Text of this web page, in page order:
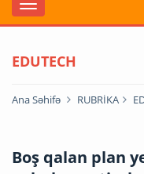
EDUTECH
Ana Səhifə RUBRİKA
Boş qalan plan